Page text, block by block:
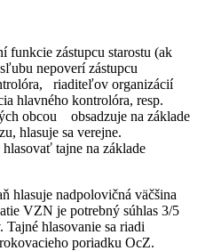
funkcie zástupcu starostu (ak
nepoverí zástupcu
riaditeľov organizácií
hlavného kontrolóra, resp.
obcou obsadzuje na základe
hlasuje sa verejne.
tajne na základe
hlasuje nadpolovičná väčšina
VZN je potrebný súhlas 3/5
hlasovanie sa riadi
poriadku OcZ.